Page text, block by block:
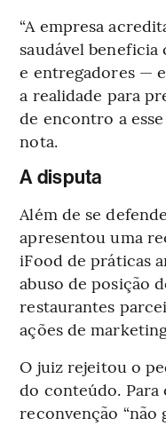
“A empresa
saudável
e entregadores —
a realidade para
de encontro a
nota.
A disputa
Além de se
apresentou uma
iFood de práticas
abuso de posição
restaurantes
ações de
O juiz rejeitou o
do conteúdo. Para
reconvenção “não